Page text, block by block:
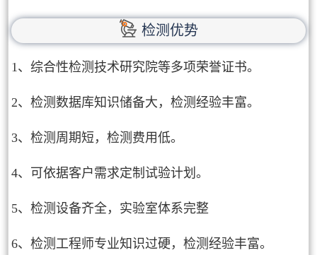
检测优势
1、综合性检测技术研究院等多项荣誉证书。
2、检测数据库知识储备大，检测经验丰富。
3、检测周期短，检测费用低。
4、可依据客户需求定制试验计划。
5、检测设备齐全，实验室体系完整
6、检测工程师专业知识过硬，检测经验丰富。